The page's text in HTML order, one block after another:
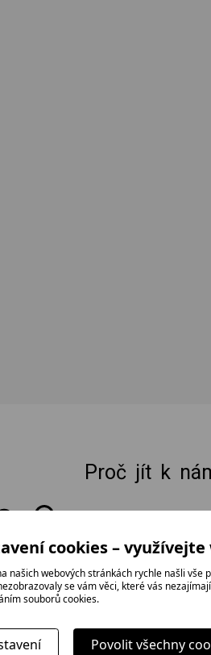
Proč jít k
firma
cookies –
našich webových stránkách rychle našli vše
se vám věci, které vás
souborů cookies.
Povolit všechny